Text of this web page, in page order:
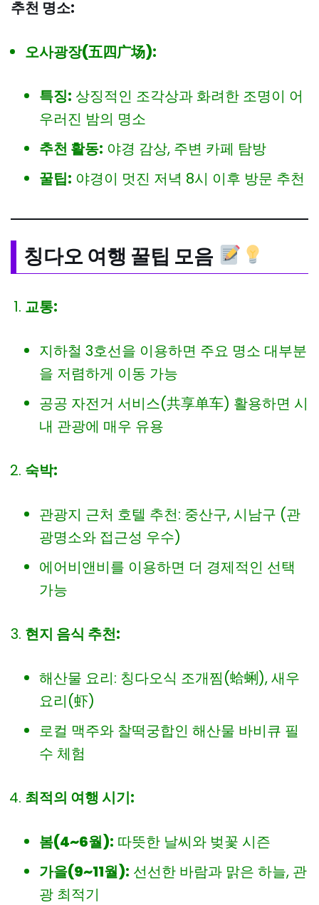
추천 명소:
오사광장(五四广场):
특징: 상징적인 조각상과 화려한 조명이 어
우러진 밤의 명소
추천 활동: 야경 감상, 주변 카페 탐방
꿀팁: 야경이 멋진 저녁 8시 이후 방문 추천
칭다오 여행 꿀팁 모음
교통:
지하철 3호선을 이용하면 주요 명소 대부분
을 저렴하게 이동 가능
공공 자전거 서비스(共享单车) 활용하면 시
내 관광에 매우 유용
숙박:
관광지 근처 호텔 추천: 중산구, 시남구 (관
광명소와 접근성 우수)
에어비앤비를 이용하면 더 경제적인 선택
가능
현지 음식 추천:
해산물 요리: 칭다오식 조개찜(蛤蜊), 새우
요리(虾)
로컬 맥주와 찰떡궁합인 해산물 바비큐 필
수 체험
최적의 여행 시기:
봄(4~6월): 따뜻한 날씨와 벚꽃 시즌
가을(9~11월): 선선한 바람과 맑은 하늘, 관
광 최적기